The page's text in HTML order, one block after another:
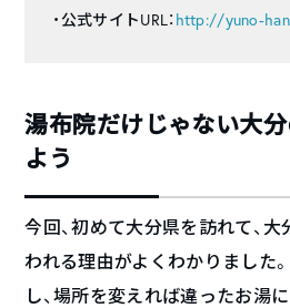
・公式サイトURL： http://yuno-
湯布院だけじゃない大
よう
今回、初めて大分県を訪れて、
われる理由がよくわかりました
し、場所を変えれば違ったお湯